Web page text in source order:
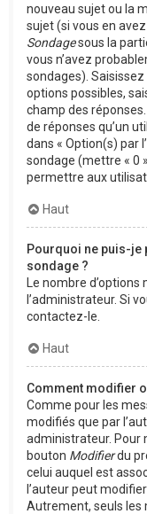
nouveau sujet ou la
sujet (si vous en
Sondagesous la
vous n’avez
sondages).
options possibles,
champ des
de réponses qu’un
dans « Option(s) par
sondage (mettre « 0
permettre aux
Haut
Pourquoi ne puis-je
sondage ?
Le nombre
l’administrateur. Si
contactez-le.
Haut
Comment modifier
Comme pour les
modifiés que par
administrateur. Pour
bouton Modifierdu
celui auquel est
l’auteur peut
Autrement, seuls les